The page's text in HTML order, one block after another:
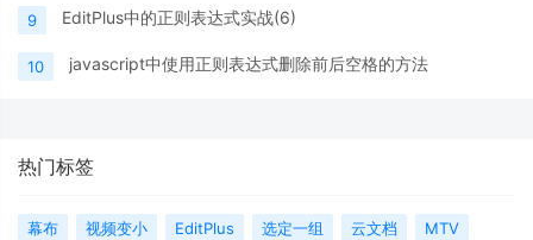
9 EditPlus中的正则表达式实战(6)
10 javascript中使用正则表达式删除前后空格的方法
热门标签
幕布 视频变小 EditPlus 选定一组 云文档
MTV